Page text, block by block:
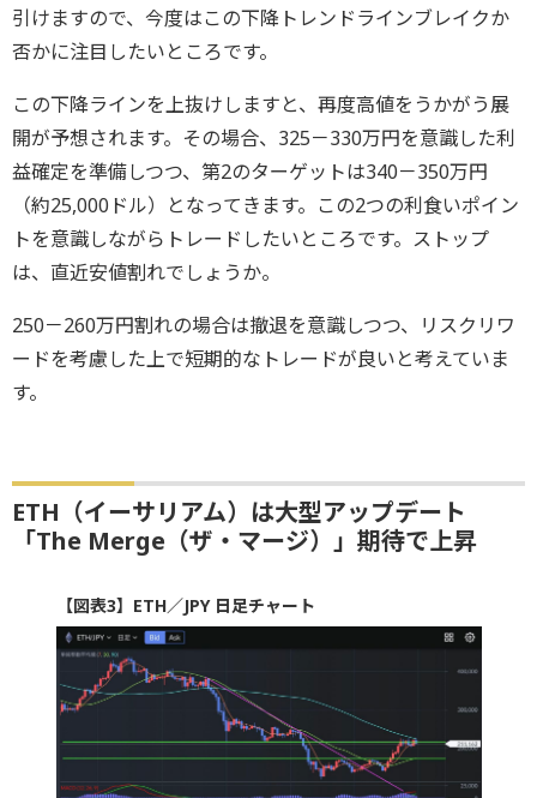
引けますので、今度はこの下降トレンドラインブレイクか
否かに注目したいところです。
この下降ラインを上抜けしますと、再度高値をうかがう展
開が予想されます。その場合、325－330万円を意識した利
益確定を準備しつつ、第2のターゲットは340－350万円
（約25,000ドル）となってきます。この2つの利食いポイン
トを意識しながらトレードしたいところです。ストップ
は、直近安値割れでしょうか。
250－260万円割れの場合は撤退を意識しつつ、リスクリワ
ードを考慮した上で短期的なトレードが良いと考えていま
す。
ETH（イーサリアム）は大型アップデート
「The Merge（ザ・マージ）」期待で上昇
【図表3】ETH／JPY 日足チャート